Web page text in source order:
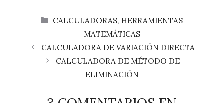
CATEGORÍAS
CALCULADORAS, HERRAMIENTAS
MATEMÁTICAS
CALCULADORA DE VARIACIÓN DIRECTA
CALCULADORA DE MÉTODO DE
ELIMINACIÓN